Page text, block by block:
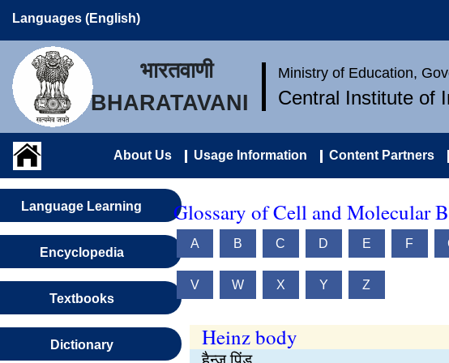
Languages (English)
भारतवाणी
BHARATAVANI
Ministry of Education,
Central Institute of
About Us Usage Information Content Partners
Language Learning
Encyclopedia
Textbooks
Dictionary
Glossary of Cell and Molecular
A B C D E F
V W X Y Z
Heinz body